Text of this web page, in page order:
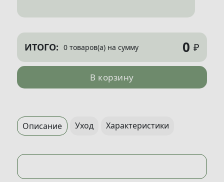
ИТОГО: 0 товаров(а) на сумму 0 ₽
В корзину
Описание Уход Характеристики